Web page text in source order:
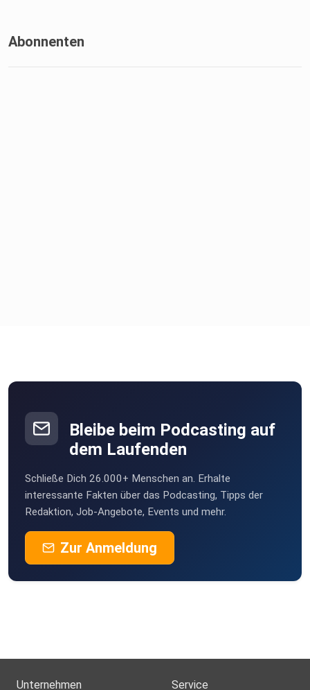
Abonnenten
Bleibe beim Podcasting auf
dem Laufenden
Schließe Dich 26.000+ Menschen an. Erhalte
interessante Fakten über das Podcasting, Tipps der
Redaktion, Job-Angebote, Events und mehr.
Zur Anmeldung
Unternehmen Service